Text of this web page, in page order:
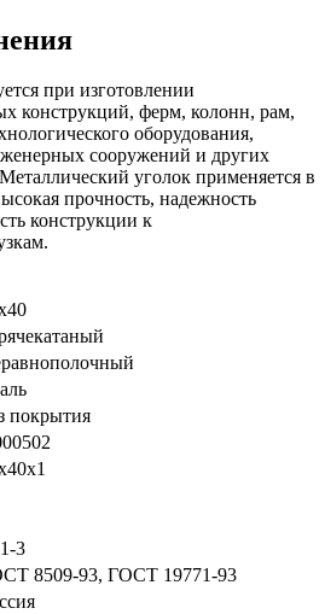
при изготовлении
конструкций, ферм, колонн, рам,
оборудования,
сооружений и других
уголок применяется в
прочность, надежность
конструкции к
покрытия
3
8509-93, ГОСТ 19771-93